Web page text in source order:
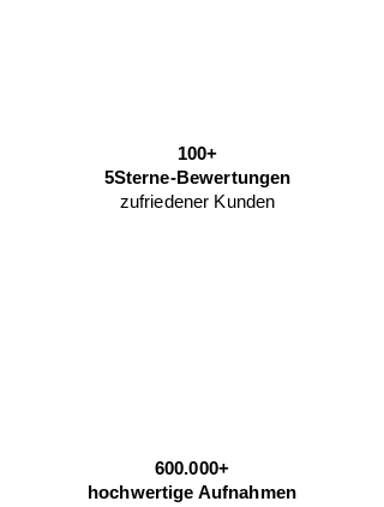
100+
5Sterne-Bewertungen
zufriedener Kunden
600.000+
hochwertige Aufnahmen